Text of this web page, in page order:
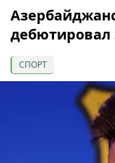
дебютировал
СПОРТ